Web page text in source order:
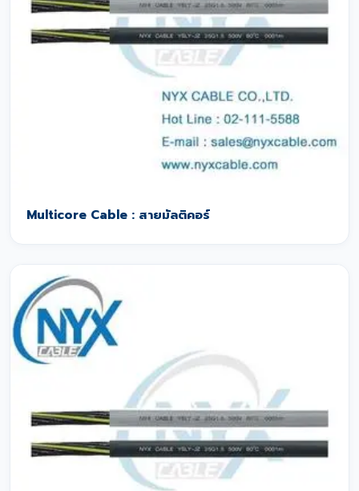
Multicore Cable : สายมัลติคอร์